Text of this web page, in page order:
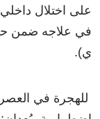
على اختلال
في علاجه ضمن
ي).
للهجرة في